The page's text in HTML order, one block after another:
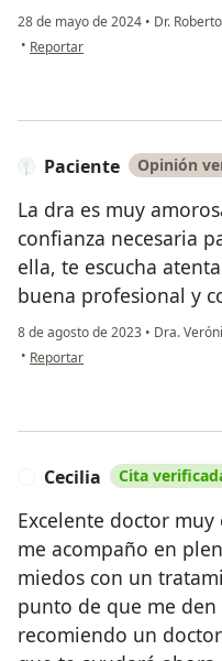
28 de mayo de 2024 • Dr.
• en opinión del usuario Yasna
Reportar
Paciente Opinión
La dra es muy
confianza necesaria
ella, te escucha
buena profesional y
8 de agosto de 2023 • Dra.
• en opinión del usuario Paciente
Reportar
Cecilia Cita
Excelente doctor
me acompaño en
miedos con un
punto de que me den
recomiendo un